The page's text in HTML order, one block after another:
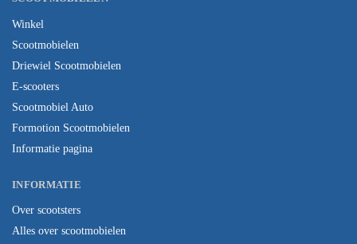
Winkel
Scootmobielen
Driewiel Scootmobielen
E-scooters
Scootmobiel Auto
Formotion Scootmobielen
Informatie pagina
INFORMATIE
Over scootsters
Alles over scootmobielen